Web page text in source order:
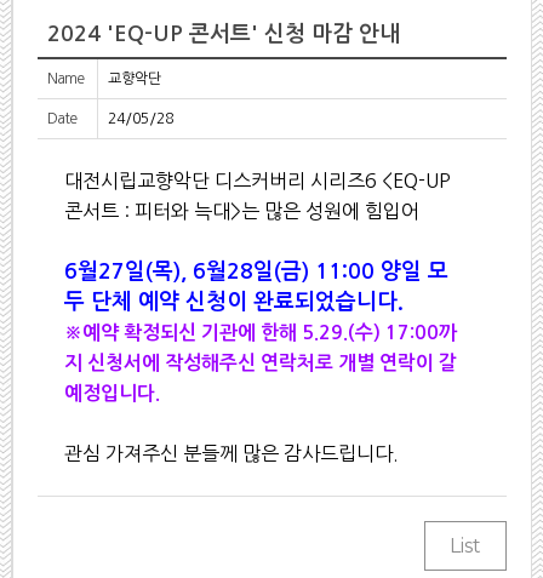
2024 'EQ-UP 콘서트' 신청 마감 안내
Name 교향악단
Date 24/05/28
대전시립교향악단 디스커버리 시리즈6 <EQ-UP
콘서트 : 피터와 늑대>는 많은 성원에 힘입어
6월27일(목), 6월28일(금) 11:00 양일 모
두 단체 예약 신청이 완료되었습니다.
※예약 확정되신 기관에 한해 5.29.(수) 17:00까
지 신청서에 작성해주신 연락처로 개별 연락이 갈
예정입니다.
관심 가져주신 분들께 많은 감사드립니다.